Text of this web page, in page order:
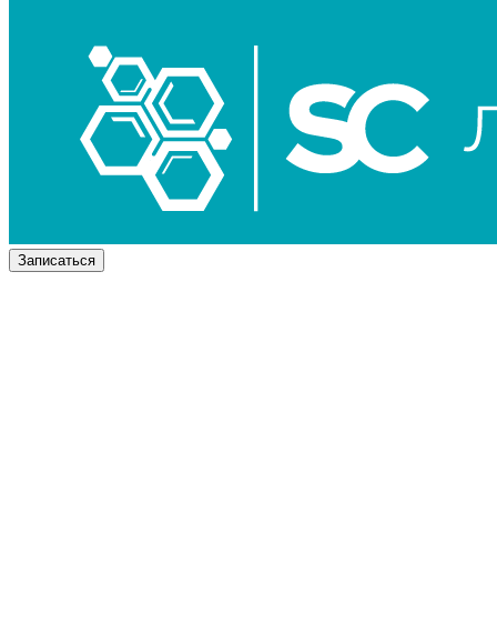
Записаться